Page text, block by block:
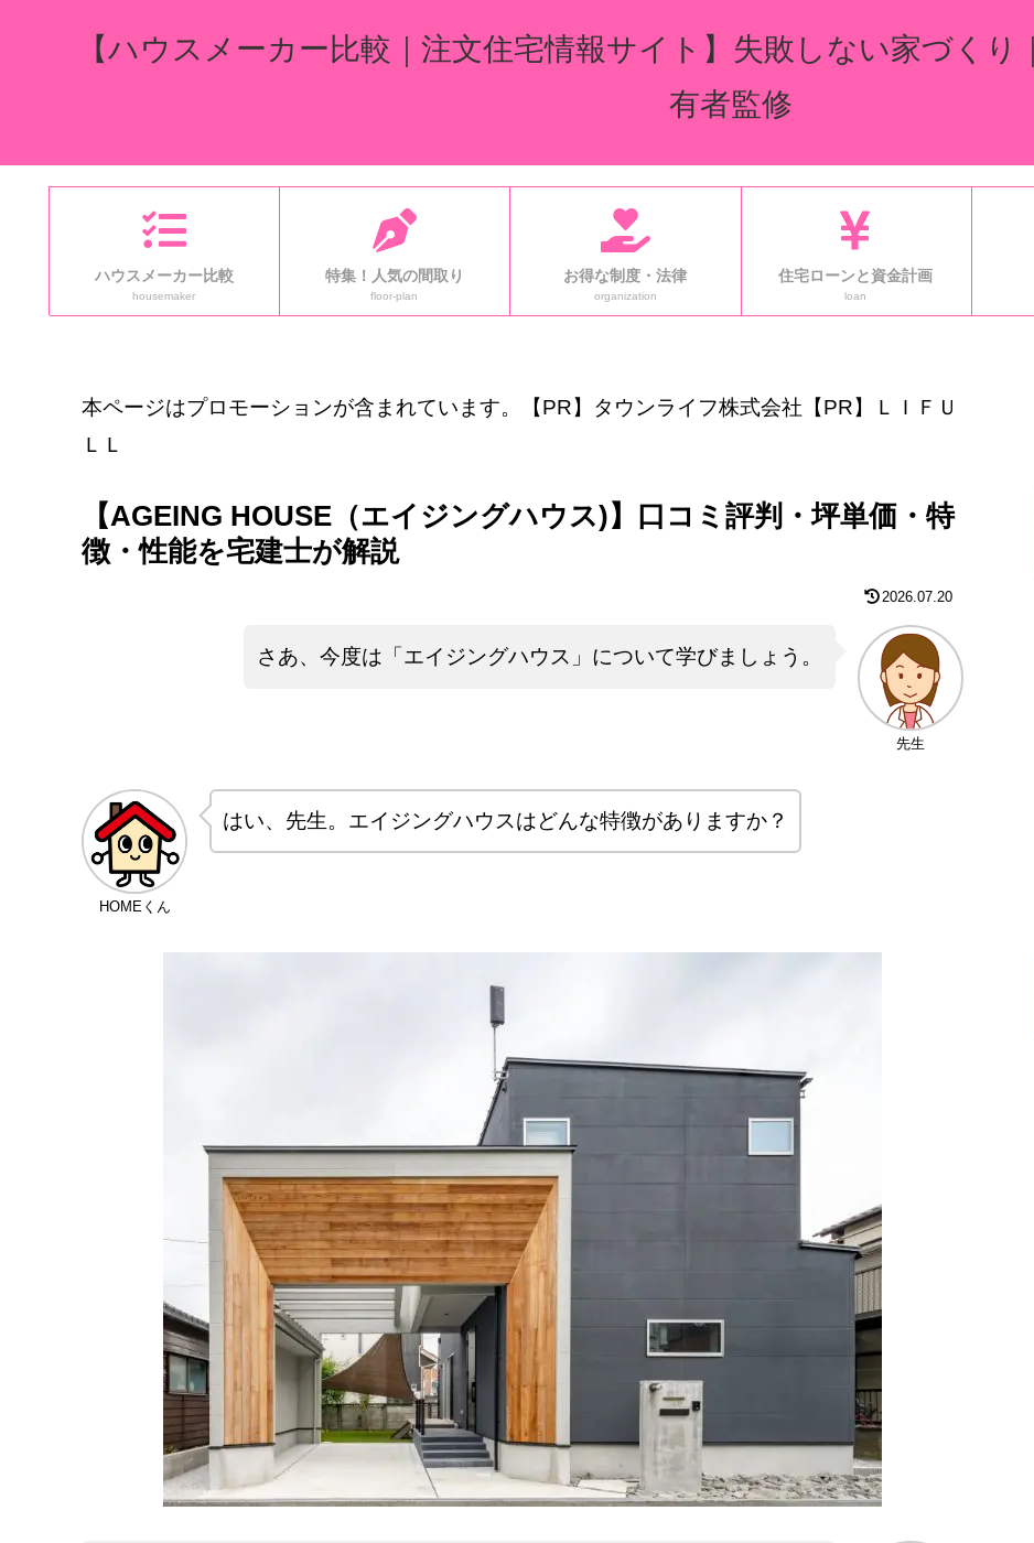
【ハウスメーカー比較｜注文住宅情報サイト】失敗しない家づくり
有者監修
ハウスメーカー比較
housemaker
特集！人気の間取り
floor-plan
お得な制度・法律
organization
住宅ローンと資金計画
loan
本ページはプロモーションが含まれています。【PR】タウンライフ株式会社【PR】ＬＩＦＵ
ＬＬ
【AGEING HOUSE（エイジングハウス)】口コミ評判・坪単価・特
徴・性能を宅建士が解説
2026.07.20
先生
さあ、今度は「エイジングハウス」について学びましょう。
HOMEくん
はい、先生。エイジングハウスはどんな特徴がありますか？